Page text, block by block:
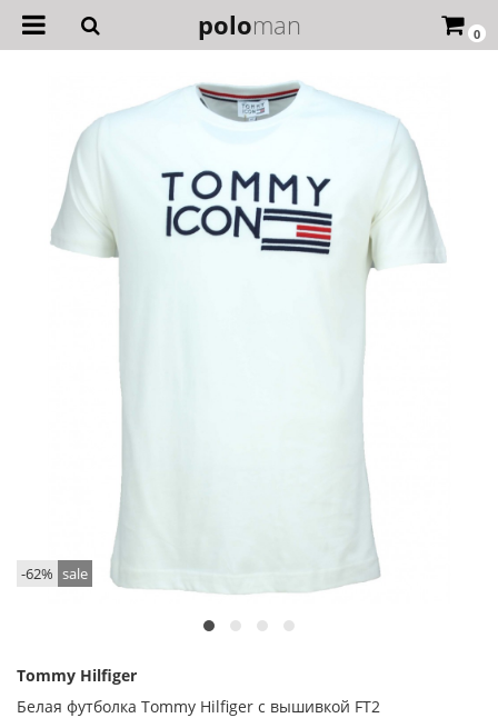
0
poloman
-62% sale
Tommy Hilfiger
Белая футболка Tommy Hilfiger с вышивкой FT2